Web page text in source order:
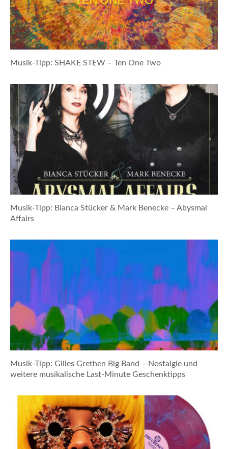
Musik-Tipp: SHAKE STEW – Ten One Two
Musik-Tipp: Bianca Stücker & Mark Benecke – Abysmal
Affairs
Musik-Tipp: Gilles Grethen Big Band – Nostalgie und
weitere musikalische Last-Minute Geschenktipps